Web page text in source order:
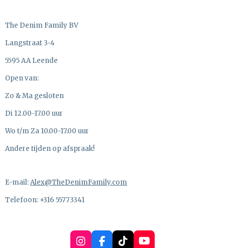
The Denim Family BV
Langstraat 3-4
5595 AA Leende
Open van:
Zo & Ma gesloten
Di 12.00-17.00 uur
Wo t/m Za 10.00-17.00 uur
Andere tijden op afspraak!
E-mail:Alex@TheDenimFamily.com
Telefoon: +316 55773341
I F T Y